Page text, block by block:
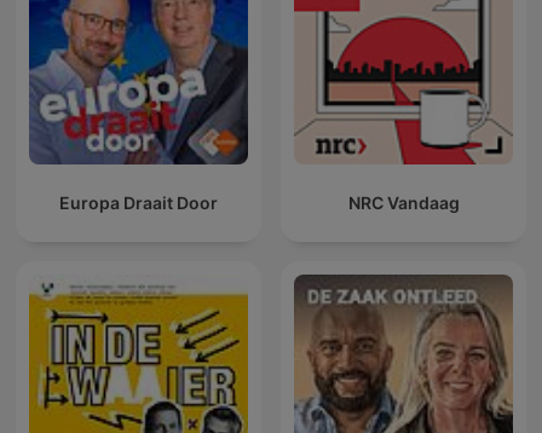
Europa Draait Door NRC Vandaag